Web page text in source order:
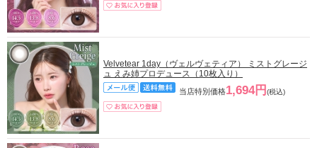
Velvetear 1day（ヴェルヴェティア） ミストグレージ
ュ えみ姉プロデュース（10枚入り）
当店特別価格1,694円 (税込)